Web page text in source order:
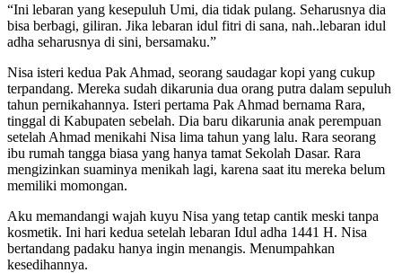
“Ini lebaran yang kesepuluh Umi, dia tidak pulang. Seharusnya dia
bisa berbagi, giliran. Jika lebaran idul fitri di sana, nah..lebaran idul
adha seharusnya di sini, bersamaku.”
Nisa isteri kedua Pak Ahmad, seorang saudagar kopi yang cukup
terpandang. Mereka sudah dikarunia dua orang putra dalam sepuluh
tahun pernikahannya. Isteri pertama Pak Ahmad bernama Rara,
tinggal di Kabupaten sebelah. Dia baru dikarunia anak perempuan
setelah Ahmad menikahi Nisa lima tahun yang lalu. Rara seorang
ibu rumah tangga biasa yang hanya tamat Sekolah Dasar. Rara
mengizinkan suaminya menikah lagi, karena saat itu mereka belum
memiliki momongan.
Aku memandangi wajah kuyu Nisa yang tetap cantik meski tanpa
kosmetik. Ini hari kedua setelah lebaran Idul adha 1441 H. Nisa
bertandang padaku hanya ingin menangis. Menumpahkan
kesedihannya.